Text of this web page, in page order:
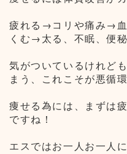
疲れる→コリや痛み→
くむ→太る、不眠、便
気がついているけれど
まう、これこそが悪循環
痩せる為には、まずは
ですね！
エスではお一人お一人